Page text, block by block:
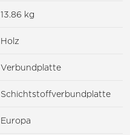
13.86 kg
Holz
Verbundplatte
Schichtstoffverbundplatte
Europa